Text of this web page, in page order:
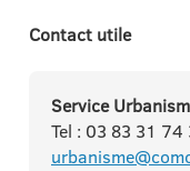
Contact utile
Service
Tel : 03 83 31 74